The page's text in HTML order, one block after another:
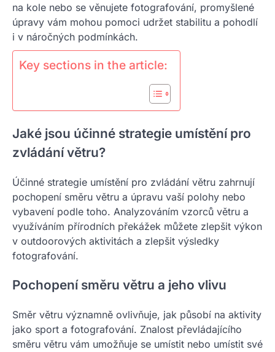
na kole nebo se věnujete fotografování, promyšlené
úpravy vám mohou pomoci udržet stabilitu a pohodlí
i v náročných podmínkách.
Key sections in the article:
Jaké jsou účinné strategie umístění pro
zvládání větru?
Účinné strategie umístění pro zvládání větru zahrnují
pochopení směru větru a úpravu vaší polohy nebo
vybavení podle toho. Analyzováním vzorců větru a
využíváním přírodních překážek můžete zlepšit výkon
v outdoorových aktivitách a zlepšit výsledky
fotografování.
Pochopení směru větru a jeho vlivu
Směr větru významně ovlivňuje, jak působí na aktivity
jako sport a fotografování. Znalost převládajícího
směru větru vám umožňuje se umístit nebo umístit své